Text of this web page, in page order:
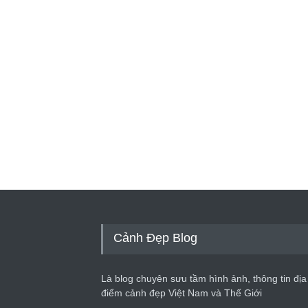
Cảnh Đẹp Blog
Là blog chuyên sưu tầm hình ảnh, thông tin địa
điểm cảnh đẹp Việt Nam và Thế Giới